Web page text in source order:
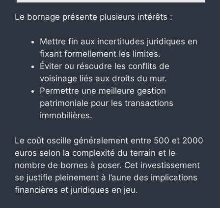
Le bornage présente plusieurs intérêts :
Mettre fin aux incertitudes juridiques en
fixant formellement les limites.
Éviter ou résoudre les conflits de
voisinage liés aux droits du mur.
Permettre une meilleure gestion
patrimoniale pour les transactions
immobilières.
Le coût oscille généralement entre 500 et 2000
euros selon la complexité du terrain et le
nombre de bornes à poser. Cet investissement
se justifie pleinement à l’aune des implications
financières et juridiques en jeu.